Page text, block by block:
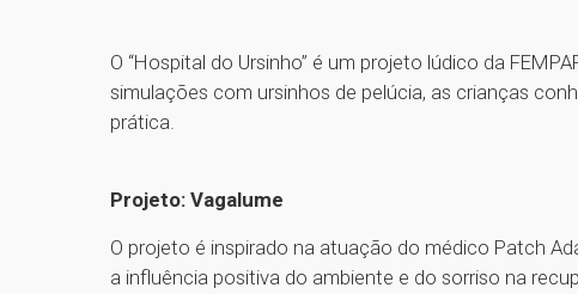
O “Hospital do Ursinho” é um projeto lúdico da
simulações com ursinhos de pelúcia, as crianças
prática.
Projeto: Vagalume
O projeto é inspirado na atuação do médico Patch
a influência positiva do ambiente e do sorriso na